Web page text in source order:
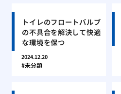
トイレのフロートバルブ
の不具合を解決して快適
な環境を保つ
2024.12.20
未分類